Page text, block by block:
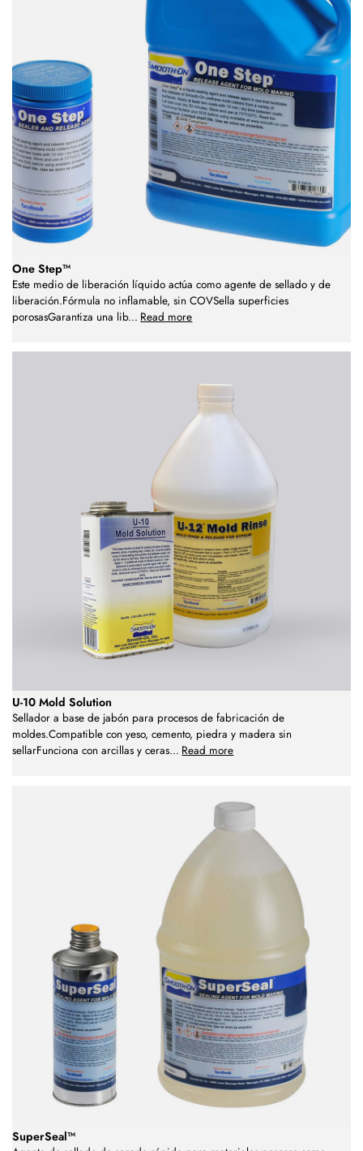
One Step™
Este medio de liberación líquido actúa como agente de sellado y de
liberación.Fórmula no inflamable, sin COVSella superficies
porosasGarantiza una lib... Read more
U-10 Mold Solution
Sellador a base de jabón para procesos de fabricación de
moldes.Compatible con yeso, cemento, piedra y madera sin
sellarFunciona con arcillas y ceras... Read more
SuperSeal™